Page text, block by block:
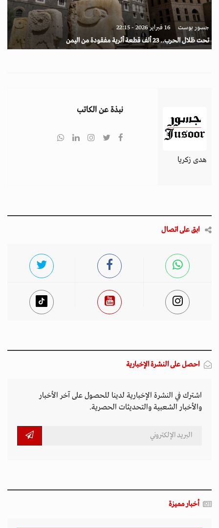
جسور بوست 16 فبراير 2026 - 22:15
تحت ظلال الحرب.. 23 ألف قطعة أثرية مفقودة من اليمن
هدى زكريا
نبذة عن الكاتب
ابق على اتصال
احصل على النشرة الإخبارية
اشترك في النشرة الإخبارية لدينا للحصول على آخر الأخبار
والأخبار الشعبية والتحديثات الحصرية.
أخبار مميزة